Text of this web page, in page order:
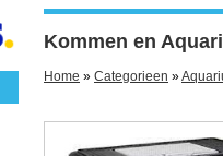
Kommen en
Home » Categorieen »